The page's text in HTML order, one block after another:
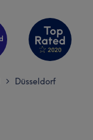
> Düsseldorf